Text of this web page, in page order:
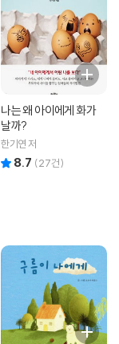
나는 왜 아이에게 화가
날까?
한기연 저
8.7 (27건)